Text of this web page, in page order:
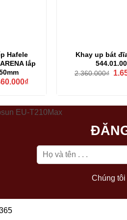
Hafele
lắp
₫Giá
3.460.000₫.
Khay up bát
2.360.000₫ Giá
Chúng